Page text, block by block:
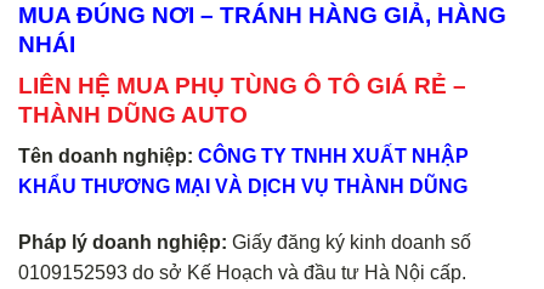
MUA ĐÚNG NƠI – TRÁNH HÀNG GIẢ, HÀNG
NHÁI
LIÊN HỆ MUA PHỤ TÙNG Ô TÔ GIÁ RẺ –
THÀNH DŨNG AUTO
Tên doanh nghiệp: CÔNG TY TNHH XUẤT NHẬP
KHẨU THƯƠNG MẠI VÀ DỊCH VỤ THÀNH DŨNG
Pháp lý doanh nghiệp: Giấy đăng ký kinh doanh số
0109152593 do sở Kế Hoạch và đầu tư Hà Nội cấp.